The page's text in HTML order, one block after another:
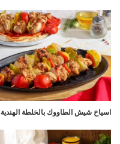
اسياخ شيش الطاووك بالخلطة الهندية